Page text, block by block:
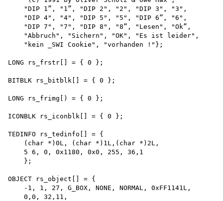
    "DIP 1”, "1”, "DIP 2", "2", "DIP 3", "3",
    "DIP 4", "4", "DIP 5", "5", "DIP 6”, "6",
    "DIP 7", "7", "DIP 8", "8”, "Lesen", "Ok”,
    "Abbruch", "Sichern", "OK", "Es ist leider",
    "kein _SWI Cookie", "vorhanden !"};
LONG rs_frstr[] = { 0 };
BITBLK rs_bitblk[] = { 0 };
LONG rs_frimg[) = { 0 };
ICONBLK rs_iconblk[] = { 0 };
TEDINFO rs_tedinfo[] = {
    (char *)0L, (char *)1L,(char *)2L,
    5 6, 0, 0x1180, 0x0, 255, 36,1
    };
OBJECT rs_object[] = {
    -1, 1, 27, G_BOX, NONE, NORMAL, 0xFF1141L,
    0,0, 32,11,